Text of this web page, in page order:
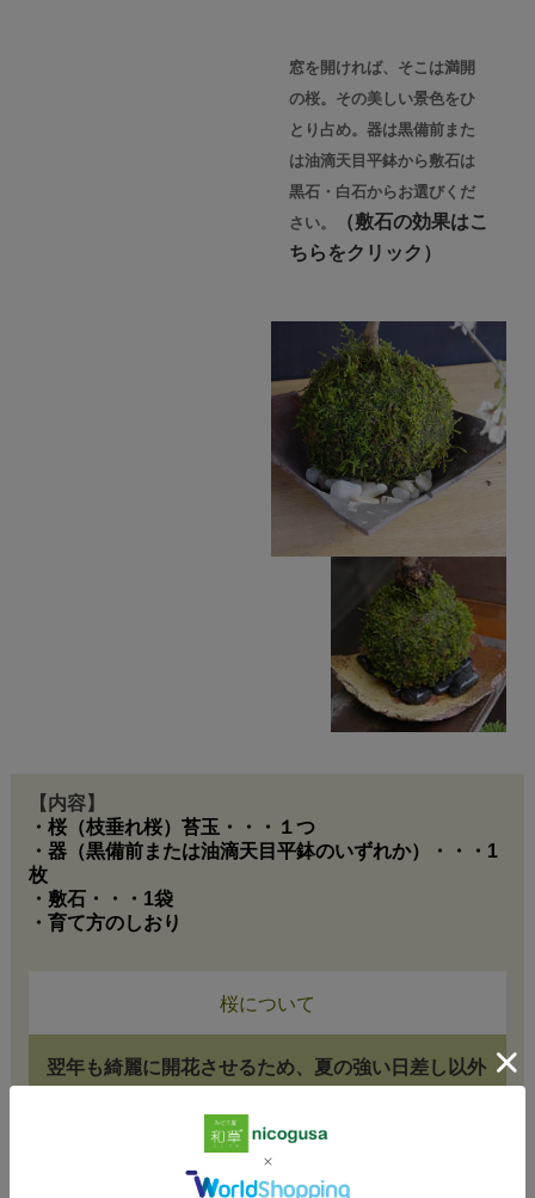
窓を開ければ、そこは満開
の桜。その美しい景色をひ
とり占め。器は黒備前また
は油滴天目平鉢から敷石は
黒石・白石からお選びくだ
さい。
（敷石の効果はこ
ちらをクリック）
【内容】
・桜（枝垂れ桜）苔玉・・・１つ
・器（黒備前または油滴天目平鉢のいずれか）・・・1
枚
・敷石・・・1袋
・育て方のしおり
桜について
翌年も綺麗に開花させるため、夏の強い日差し以外
てください。7月～8月ごろに花芽がつくられます。
（剪定は花後に長い枝を切り詰めます。詳しくは同
梱する育て方のしおりをご参考ください）